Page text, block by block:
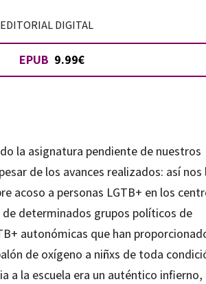
DIGITAL
EPUB 9.99€
la asignatura pendiente de nuestros
de los avances realizados: así nos
acoso a personas LGTB+ en los
determinados grupos políticos de
autonómicas que han
de oxígeno a niñxs de toda
a la escuela era un auténtico infierno,